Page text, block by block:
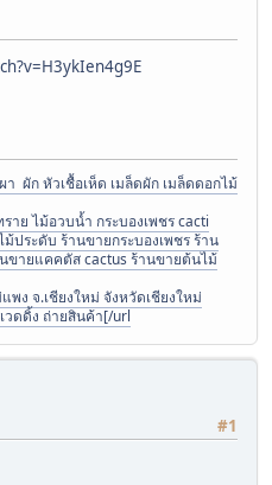
ผัก หัวเชื้อเห็ด เมล็ดผัก เมล็ดดอกไม้
าย ไม้อวบน้ำ กระบองเพชร cacti
ประดับ ร้านขายกระบองเพชร ร้าน
ขายแคคตัส cactus ร้านขายต้นไม้
ง จ.เชียงใหม่ จังหวัดเชียงใหม่
ดดิ้ง ถ่ายสินค้า[/url
#1